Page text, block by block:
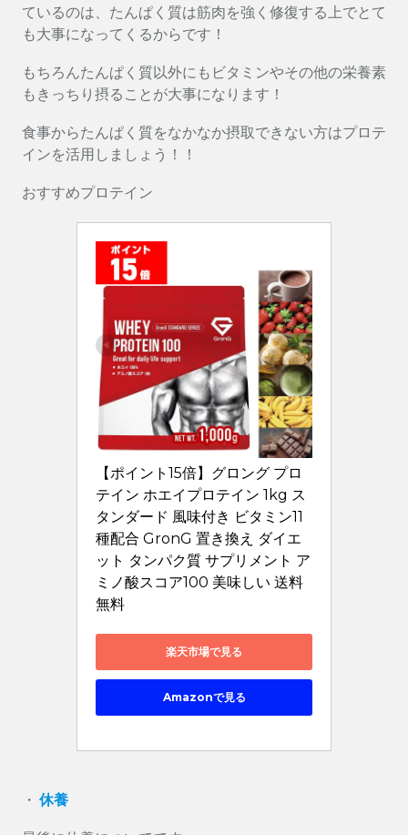
ているのは、たんぱく質は筋肉を強く修復する上でとて
も大事になってくるからです！
もちろんたんぱく質以外にもビタミンやその他の栄養素
もきっちり摂ることが大事になります！
食事からたんぱく質をなかなか摂取できない方はプロテ
インを活用しましょう！！
おすすめプロテイン
【ポイント15倍】グロング プロ
テイン ホエイプロテイン 1kg ス
タンダード 風味付き ビタミン11
種配合 GronG 置き換え ダイエ
ット タンパク質 サプリメント ア
ミノ酸スコア100 美味しい 送料
無料
楽天市場で見る
Amazonで見る
・ 休養